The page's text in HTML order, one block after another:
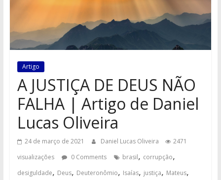
Artigo
A JUSTIÇA DE DEUS NÃO
FALHA | Artigo de Daniel
Lucas Oliveira
24 de março de 2021 Daniel Lucas Oliveira
2471
visualizações
0 Comments brasil, corrupção,
desiguldade, Deus, Deuteronômio, Isaías, justiça, Mateus,